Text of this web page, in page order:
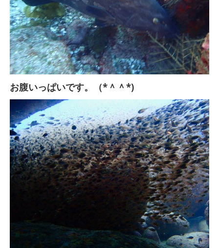
お腹いっぱいです。（*＾＾*)